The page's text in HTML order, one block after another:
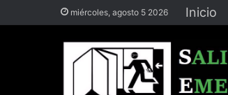
miércoles, agosto 5 2026 Inicio